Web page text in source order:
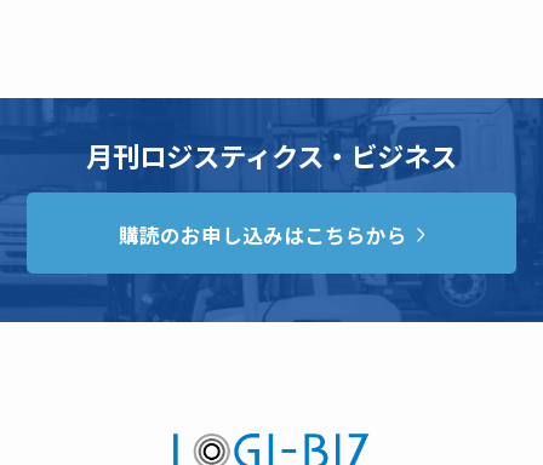
月刊ロジスティクス・ビジネス
購読のお申し込みはこちらから